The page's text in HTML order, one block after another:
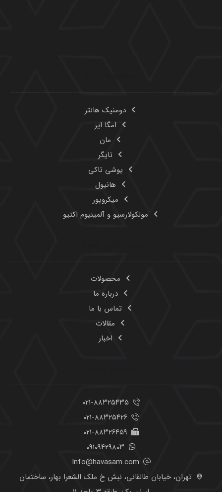
دومنیک هانتر
امگا ایر
مان
تایگر
یوشی تاکی
هانیول
میکروپور
مولکولارسیو و آلمینیوم اکتیو
محصولات
درباره ما
تماس با ما
مقالات
اخبار
۰۲۱-۸۸۳۲۵۴۳۵
۰۲۱-۸۸۳۲۵۴۲۶
۰۲۱-۸۸۳۲۶۴۵۹
۰۹۱۰۹۴۲۹۸۰۳
Info@havasam.com
تهران، خیابان طالقانی، نبش خ ملک الشعرا بهار، ساختمان